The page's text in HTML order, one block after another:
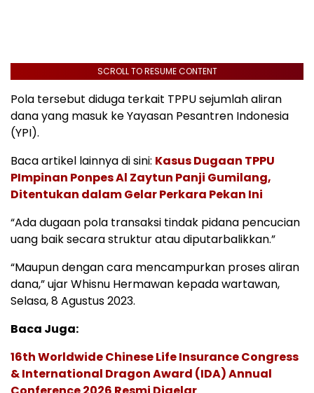
SCROLL TO RESUME CONTENT
Pola tersebut diduga terkait TPPU sejumlah aliran
dana yang masuk ke Yayasan Pesantren Indonesia
(YPI).
Baca artikel lainnya di sini: Kasus Dugaan TPPU
PImpinan Ponpes Al Zaytun Panji Gumilang,
Ditentukan dalam Gelar Perkara Pekan Ini
“Ada dugaan pola transaksi tindak pidana pencucian
uang baik secara struktur atau diputarbalikkan.”
“Maupun dengan cara mencampurkan proses aliran
dana,” ujar Whisnu Hermawan kepada wartawan,
Selasa, 8 Agustus 2023.
Baca Juga:
16th Worldwide Chinese Life Insurance Congress
& International Dragon Award (IDA) Annual